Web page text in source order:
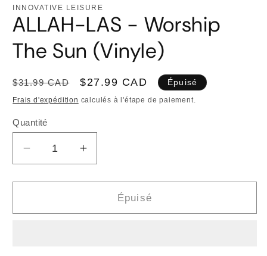
média
dans
une
fenêtre
modale
INNOVATIVE LEISURE
ALLAH-LAS - Worship
The Sun (Vinyle)
Prix
habituel
$31.99 CAD
Prix
promotionnel
$27.99 CAD Épuisé
Frais d'expédition calculés à l'étape de paiement.
Quantité
Quantité
Réduire
la
quantité
ALLAH-
Augmenter
la
quantité
ALLAH-
Épuisé